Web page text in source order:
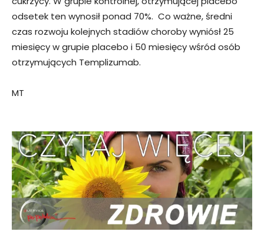
odsetek ten wynosił ponad 70%. Co ważne, średni
czas rozwoju kolejnych stadiów choroby wyniósł 25
miesięcy w grupie placebo i 50 miesięcy wśród osób
otrzymujących Templizumab.
MT